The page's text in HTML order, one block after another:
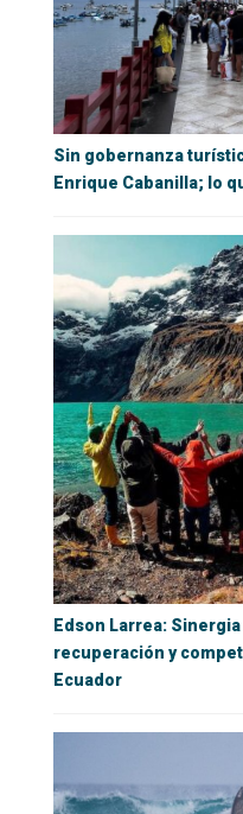
Sin gobernanza
Enrique Cabanilla; lo
Edson Larrea:
recuperación y
Ecuador